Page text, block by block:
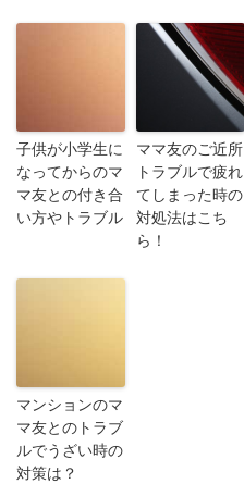
子供が小学生に
なってからのマ
マ友との付き合
い方やトラブル
ママ友のご近所
トラブルで疲れ
てしまった時の
対処法はこち
ら！
マンションのマ
マ友とのトラブ
ルでうざい時の
対策は？